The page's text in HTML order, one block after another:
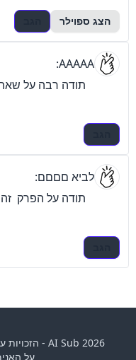
הצג ספוילר
AAAAA:
תודה רבה על
לביא םםםם:
תודה על הפרק
על